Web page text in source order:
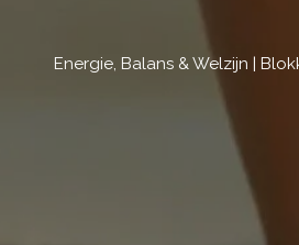
Energie, Balans & Welzijn |